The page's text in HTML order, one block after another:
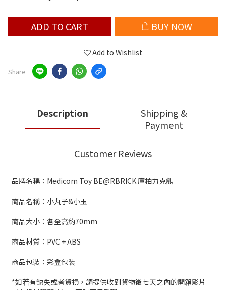
ADD TO CART BUY NOW
Add to Wishlist
Share
Description
Shipping &
Payment
Customer Reviews
品牌名稱：Medicom Toy BE@RBRICK 庫柏力克熊
商品名稱：小丸子&小玉
商品大小：各全高約70mm
商品材質：PVC + ABS
商品包裝：彩盒包裝
*如若有缺失或者貨損，請提供收到貨物後七天之內的開箱影片